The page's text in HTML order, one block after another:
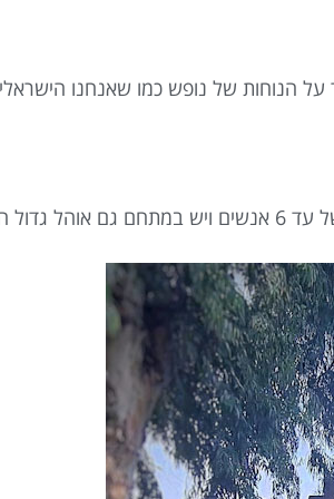
הנוחות של נופש כמו שאנחנו
אורחים.